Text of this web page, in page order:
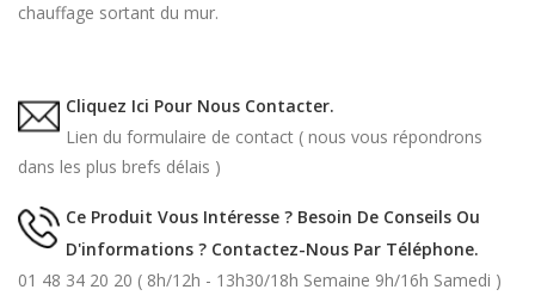
chauffage sortant du mur.
Cliquez Ici Pour Nous Contacter.
Lien du formulaire de contact ( nous vous répondrons
dans les plus brefs délais )
Ce Produit Vous Intéresse ? Besoin De Conseils Ou
D'informations ? Contactez-Nous Par Téléphone.
01 48 34 20 20 ( 8h/12h - 13h30/18h Semaine 9h/16h Samedi )